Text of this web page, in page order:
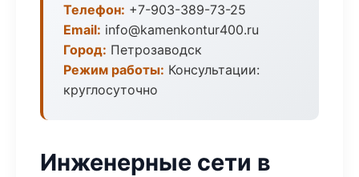
Телефон: +7-903-389-73-25
Email: info@kamenkontur400.ru
Город: Петрозаводск
Режим работы: Консультации:
круглосуточно
Инженерные сети в